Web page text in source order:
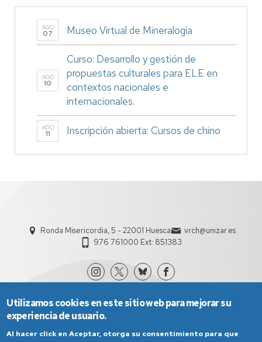
AGO
07 Museo Virtual de Mineralogía
AGO
10
Curso: Desarrollo y gestión de
propuestas culturales para ELE en
contextos nacionales e
internacionales.
AGO
11 Inscripción abierta: Cursos de chino
Ronda Misericordia, 5 - 22001 Huesca
vrch@unizar.es
976 761000 Ext: 851383
Utilizamos cookies en este sitio web para mejorar su
experiencia de usuario.
Al hacer click en Aceptar, otorga su consentimiento para que